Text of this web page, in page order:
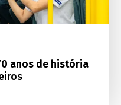
anos de história